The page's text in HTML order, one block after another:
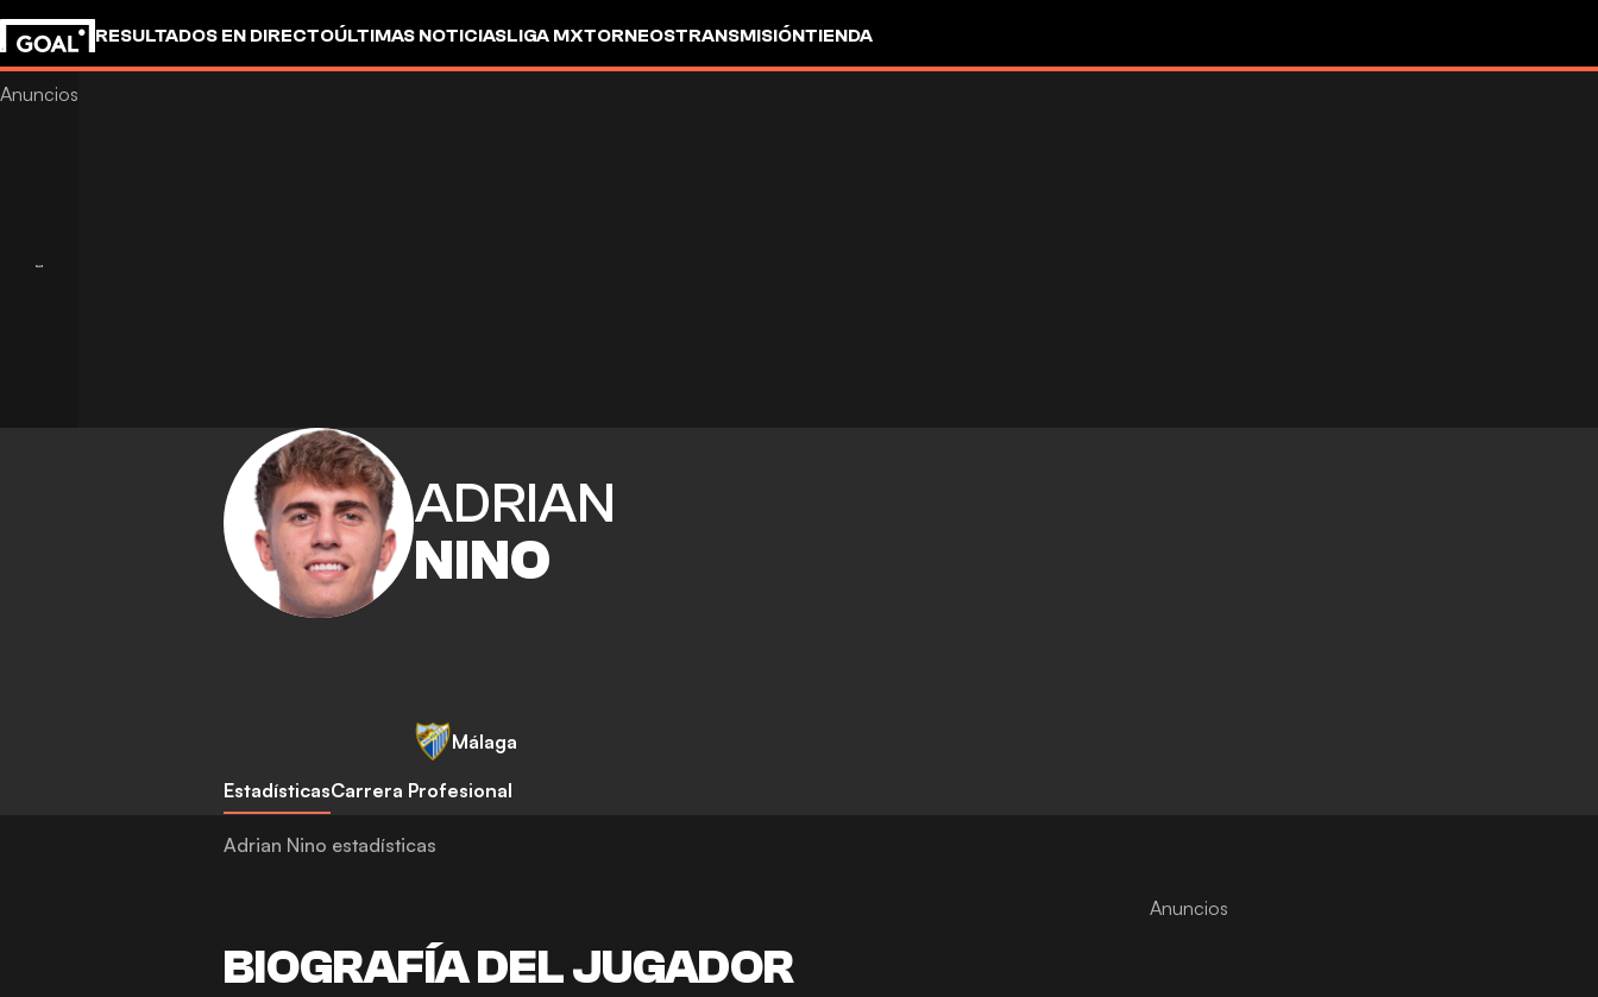
RESULTADOS EN DIRECTOÚLTIMAS NOTICIASLIGA MXTORNEOSTRANSMISIÓNTIENDA
ADRIAN
NINO
Málaga
EstadísticasCarrera Profesional
Adrian Nino estadísticas
BIOGRAFÍA DEL JUGADOR